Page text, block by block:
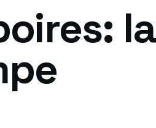
la